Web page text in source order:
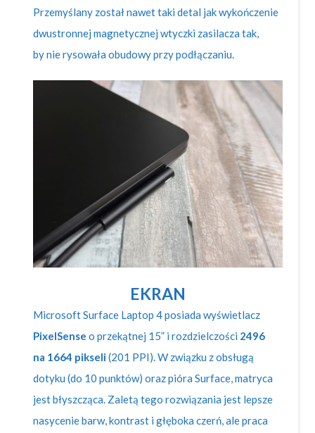
Przemyślany został nawet taki detal jak wykończenie
dwustronnej magnetycznej wtyczki zasilacza tak,
by nie rysowała obudowy przy podłączaniu.
EKRAN
Microsoft Surface Laptop 4 posiada wyświetlacz
PixelSense o przekątnej 15” i rozdzielczości 2496
na 1664 pikseli(201 PPI). W związku z obsługą
dotyku (do 10 punktów) oraz pióra Surface, matryca
jest błyszcząca. Zaletą tego rozwiązania jest lepsze
nasycenie barw, kontrast i głęboka czerń, ale praca